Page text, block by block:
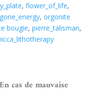
, flower_of_life,
, orgonite
bougie, pierre_talisman,
cas de mauvaise